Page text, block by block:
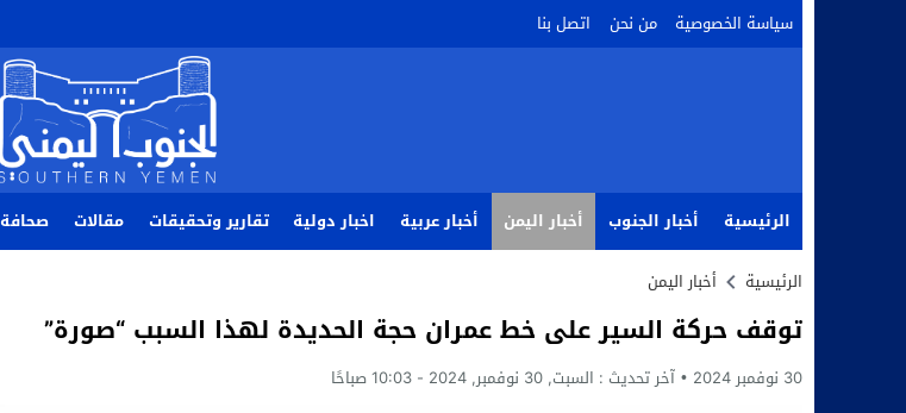
سياسة الخصوصية من نحن اتصل بنا
الرئيسية أخبار الجنوب أخبار اليمن أخبار عربية اخبار دولية تقارير وتحقيقات مقالات صحافة
الرئيسية أخبار اليمن
توقف حركة السير على خط عمران حجة الحديدة لهذا السبب “صورة”
30 نوفمبر 2024 آخر تحديث : السبت, 30 نوفمبر, 2024 - 10:03 صباحًا